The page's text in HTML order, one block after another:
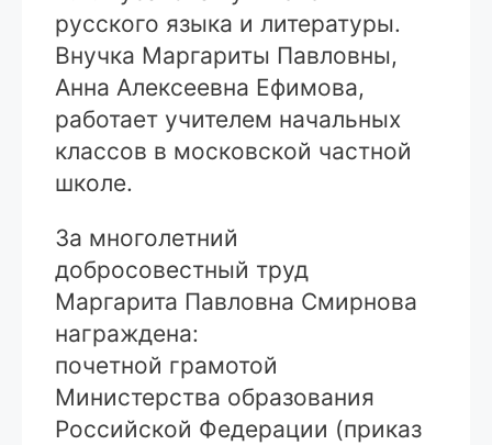
русского языка и литературы.
Внучка Маргариты Павловны,
Анна Алексеевна Ефимова,
работает учителем начальных
классов в московской частной
школе.
За многолетний
добросовестный труд
Маргарита Павловна Смирнова
награждена:
почетной грамотой
Министерства образования
Российской Федерации (приказ